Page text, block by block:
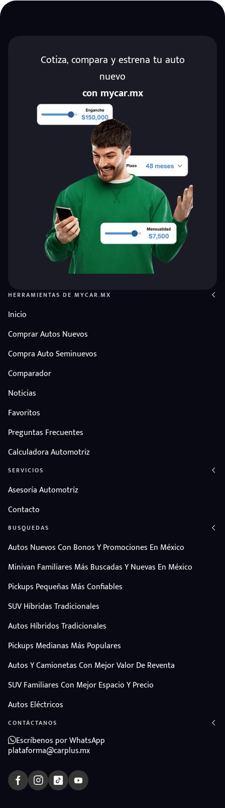
Cotiza, compara y estrena tu auto
nuevo
con mycar.mx
HERRAMIENTAS DE MYCAR.MX
Inicio
Comprar Autos Nuevos
Compra Auto Seminuevos
Comparador
Noticias
Favoritos
Preguntas Frecuentes
Calculadora Automotriz
SERVICIOS
Asesoría Automotríz
Contacto
BUSQUEDAS
Autos Nuevos Con Bonos Y Promociones En México
Minivan Familiares Más Buscadas Y Nuevas En México
Pickups Pequeñas Más Confiables
SUV Híbridas Tradicionales
Autos Híbridos Tradicionales
Pickups Medianas Más Populares
Autos Y Camionetas Con Mejor Valor De Reventa
SUV Familiares Con Mejor Espacio Y Precio
Autos Eléctricos
CONTÁCTANOS
Escríbenos por WhatsApp
plataforma@carplus.mx